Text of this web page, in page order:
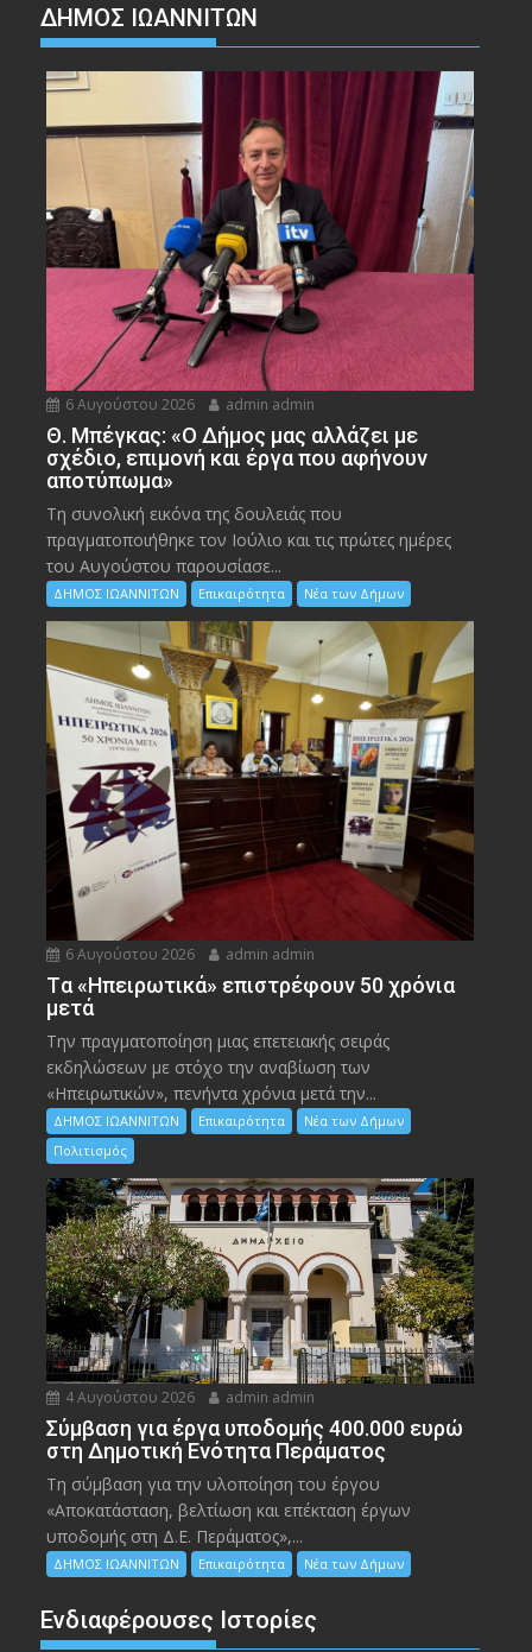
ΔΗΜΟΣ ΙΩΑΝΝΙΤΩΝ
6 Αυγούστου 2026 admin admin
Θ. Μπέγκας: «Ο Δήμος μας αλλάζει με
σχέδιο, επιμονή και έργα που αφήνουν
αποτύπωμα»
Τη συνολική εικόνα της δουλειάς που
πραγματοποιήθηκε τον Ιούλιο και τις πρώτες ημέρες
του Αυγούστου παρουσίασε...
ΔΗΜΟΣ ΙΩΑΝΝΙΤΩΝ Επικαιρότητα Νέα των Δήμων
6 Αυγούστου 2026 admin admin
Tα «Ηπειρωτικά» επιστρέφουν 50 χρόνια
μετά
Την πραγματοποίηση μιας επετειακής σειράς
εκδηλώσεων με στόχο την αναβίωση των
«Ηπειρωτικών», πενήντα χρόνια μετά την...
ΔΗΜΟΣ ΙΩΑΝΝΙΤΩΝ Επικαιρότητα
Νέα των Δήμων
Πολιτισμός
4 Αυγούστου 2026 admin admin
Σύμβαση για έργα υποδομής 400.000 ευρώ
στη Δημοτική Ενότητα Περάματος
Τη σύμβαση για την υλοποίηση του έργου
«Αποκατάσταση, βελτίωση και επέκταση έργων
υποδομής στη Δ.Ε. Περάματος»,...
ΔΗΜΟΣ ΙΩΑΝΝΙΤΩΝ Επικαιρότητα Νέα των Δήμων
Ενδιαφέρουσες Ιστορίες